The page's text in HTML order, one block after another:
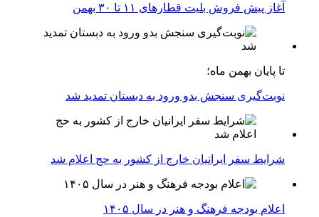
آغاز پیش فروش بلیت‌ قطارهای ۱۱ تا ۳۰ بهمن
تا پایان بهمن ماه؛
نوبت‌گیری سنجش بدو ورود به دبستان تمدید شد
شرایط سفر ایرانیان خارج از کشور به حج اعلام شد
اعلام بودجه فرهنگ و هنر در سال ۱۴۰۵